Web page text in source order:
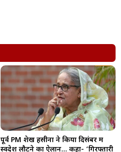
पूर्व PM शेख हसीना ने किया दिसंबर में
स्वदेश लौटने का ऐलान… कहा- ‘गिरफ्तारी